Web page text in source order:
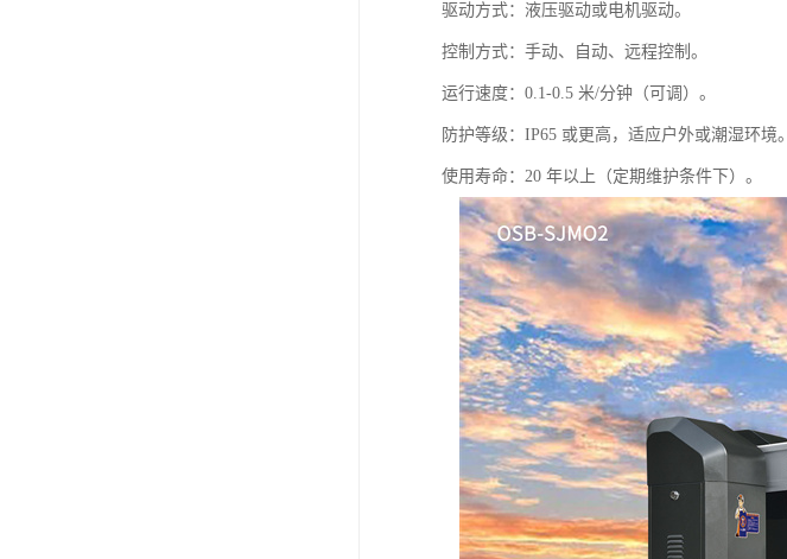
驱动方式：液压驱动或电机驱动。
控制方式：手动、自动、远程控制。
运行速度：0.1-0.5 米/分钟（可调）。
防护等级：IP65 或更高，适应户外或潮湿环境。
使用寿命：20 年以上（定期维护条件下）。